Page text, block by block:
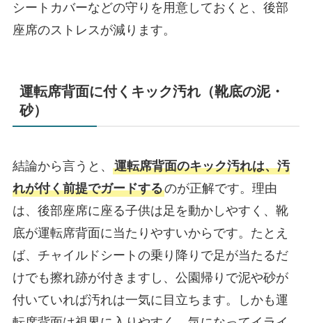
シートカバーなどの守りを用意しておくと、後部
座席のストレスが減ります。
運転席背面に付くキック汚れ（靴底の泥・
砂）
結論から言うと、 運転席背面のキック汚れは、汚
れが付く前提でガードするのが正解です。理由
は、後部座席に座る子供は足を動かしやすく、靴
底が運転席背面に当たりやすいからです。たとえ
ば、チャイルドシートの乗り降りで足が当たるだ
けでも擦れ跡が付きますし、公園帰りで泥や砂が
付いていれば汚れは一気に目立ちます。しかも運